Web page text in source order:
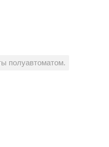
полуавтоматом.